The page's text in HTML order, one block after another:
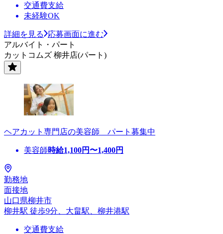
交通費支給
未経験OK
詳細を見る
応募画面に進む
アルバイト・パート
カットコムズ 柳井店(パート)
ヘアカット専門店の美容師 パート募集中
美容師時給1,100円〜1,400円
勤務地
面接地
山口県柳井市
柳井駅 徒歩9分、大畠駅、柳井港駅
交通費支給